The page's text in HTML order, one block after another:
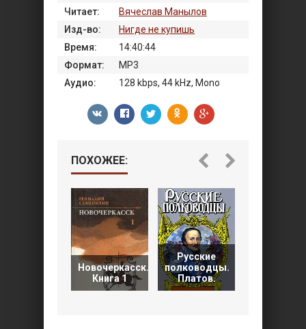
Читает:
Вячеслав Манылов
Изд-во:
Нигде не купишь
Время:
14:40:44
Формат:
MP3
Аудио:
128 kbps, 44 kHz, Mono
ПОХОЖЕЕ:
Новочеркасск.
Книга 1
Русские
полководцы.
Платов.